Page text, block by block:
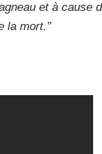
et à cause
mort.’’